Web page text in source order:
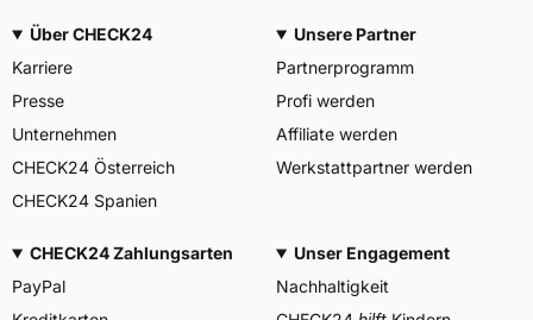
Allgemeine Produktsicherheit (GPSR)
Herstellerkontakt
PIRELLI TYRE SPA, Viale
Piero e Alberto Pirelli 25
20126 Milano Italien,
www.pirelli.com,
m
Über CHECK24
Karriere
Presse
Unternehmen
CHECK24 Österreich
CHECK24 Spanien
Unsere Partner
Partnerprogramm
Profi werden
Affiliate werden
Werkstattpartner werden
CHECK24 Zahlungsarten
PayPal
Unser Engagement
Nachhaltigkeit